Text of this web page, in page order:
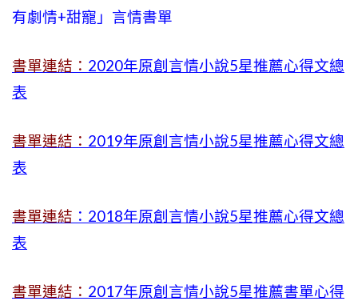
有劇情+甜寵」言情書單
書單連結： 2020年原創言情小說5星推薦心得文總
表
書單連結： 2019年原創言情小說5星推薦心得文總
表
書單連結 ：2018年原創言情小說5星推薦心得文總
表
書單連結： 2017年原創言情小說5星推薦書單心得